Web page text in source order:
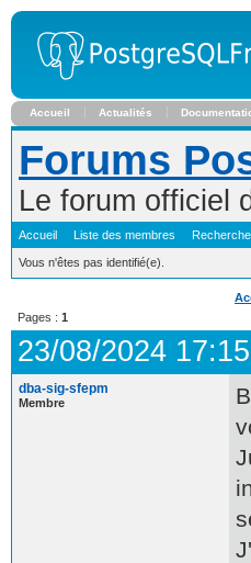
Accueil Actualités
Forums
Le forum officiel
Accueil Liste des membres Recherche
Vous n'êtes pas identifié(e).
Pages : 1
23/08/2024
dba-sig-sfepm
Membre